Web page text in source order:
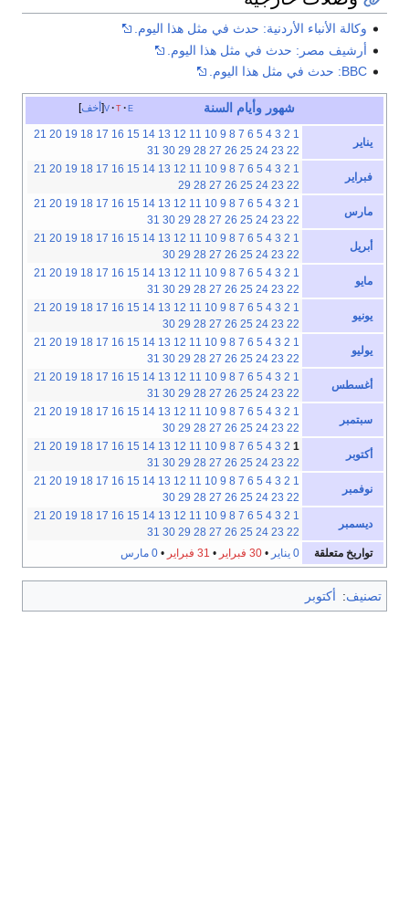
وكالة الأنباء الأردنية: حدث في مثل هذا اليوم.
أرشيف مصر: حدث في مثل هذا اليوم.
BBC: حدث في مثل هذا اليوم.
أخف v t e شهور وأيام السنة
يناير
1
2
3
4
5
6
7
8
9
10
11
12
13
14
15
16
17
18
19
20
21
22
23
24
25
26
27
28
29
30
31
فبراير
1
2
3
4
5
6
7
8
9
10
11
12
13
14
15
16
17
18
19
20
21
22
23
24
25
26
27
28
29
مارس
1
2
3
4
5
6
7
8
9
10
11
12
13
14
15
16
17
18
19
20
21
22
23
24
25
26
27
28
29
30
31
أبريل
1
2
3
4
5
6
7
8
9
10
11
12
13
14
15
16
17
18
19
20
21
22
23
24
25
26
27
28
29
30
مايو
1
2
3
4
5
6
7
8
9
10
11
12
13
14
15
16
17
18
19
20
21
22
23
24
25
26
27
28
29
30
31
يونيو
1
2
3
4
5
6
7
8
9
10
11
12
13
14
15
16
17
18
19
20
21
22
23
24
25
26
27
28
29
30
يوليو
1
2
3
4
5
6
7
8
9
10
11
12
13
14
15
16
17
18
19
20
21
22
23
24
25
26
27
28
29
30
31
أغسطس
1
2
3
4
5
6
7
8
9
10
11
12
13
14
15
16
17
18
19
20
21
22
23
24
25
26
27
28
29
30
31
سبتمبر
1
2
3
4
5
6
7
8
9
10
11
12
13
14
15
16
17
18
19
20
21
22
23
24
25
26
27
28
29
30
أكتوبر
1
2
3
4
5
6
7
8
9
10
11
12
13
14
15
16
17
18
19
20
21
22
23
24
25
26
27
28
29
30
31
نوفمبر
1
2
3
4
5
6
7
8
9
10
11
12
13
14
15
16
17
18
19
20
21
22
23
24
25
26
27
28
29
30
ديسمبر
1
2
3
4
5
6
7
8
9
10
11
12
13
14
15
16
17
18
19
20
21
22
23
24
25
26
27
28
29
30
31
تواريخ متعلقة
0 يناير •30 فبراير • 31 فبراير •0 مارس
تصنيف: أكتوبر